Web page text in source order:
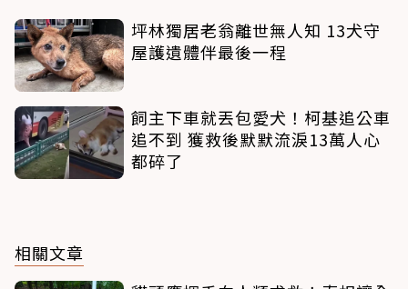
坪林獨居老翁離世無人知 13犬守
屋護遺體伴最後一程
飼主下車就丟包愛犬！柯基追公車
追不到 獲救後默默流淚13萬人心
都碎了
相關文章